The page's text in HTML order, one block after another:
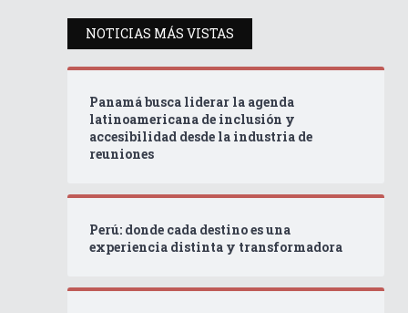
NOTICIAS MÁS VISTAS
Panamá busca liderar la agenda
latinoamericana de inclusión y
accesibilidad desde la industria de
reuniones
Perú: donde cada destino es una
experiencia distinta y transformadora